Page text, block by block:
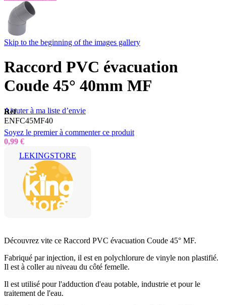
Skip to the beginning of the images gallery
Raccord PVC évacuation
Coude 45° 40mm MF
Ajouter à ma liste d’envie
Réf
ENFC45MF40
Soyez le premier à commenter ce produit
0,99 €
LEKINGSTORE
Découvrez vite ce Raccord PVC évacuation Coude 45° MF.
Fabriqué par injection, il est en polychlorure de vinyle non plastifié.
Il est à coller au niveau du côté femelle.
Il est utilisé pour l'adduction d'eau potable, industrie et pour le
traitement de l'eau.